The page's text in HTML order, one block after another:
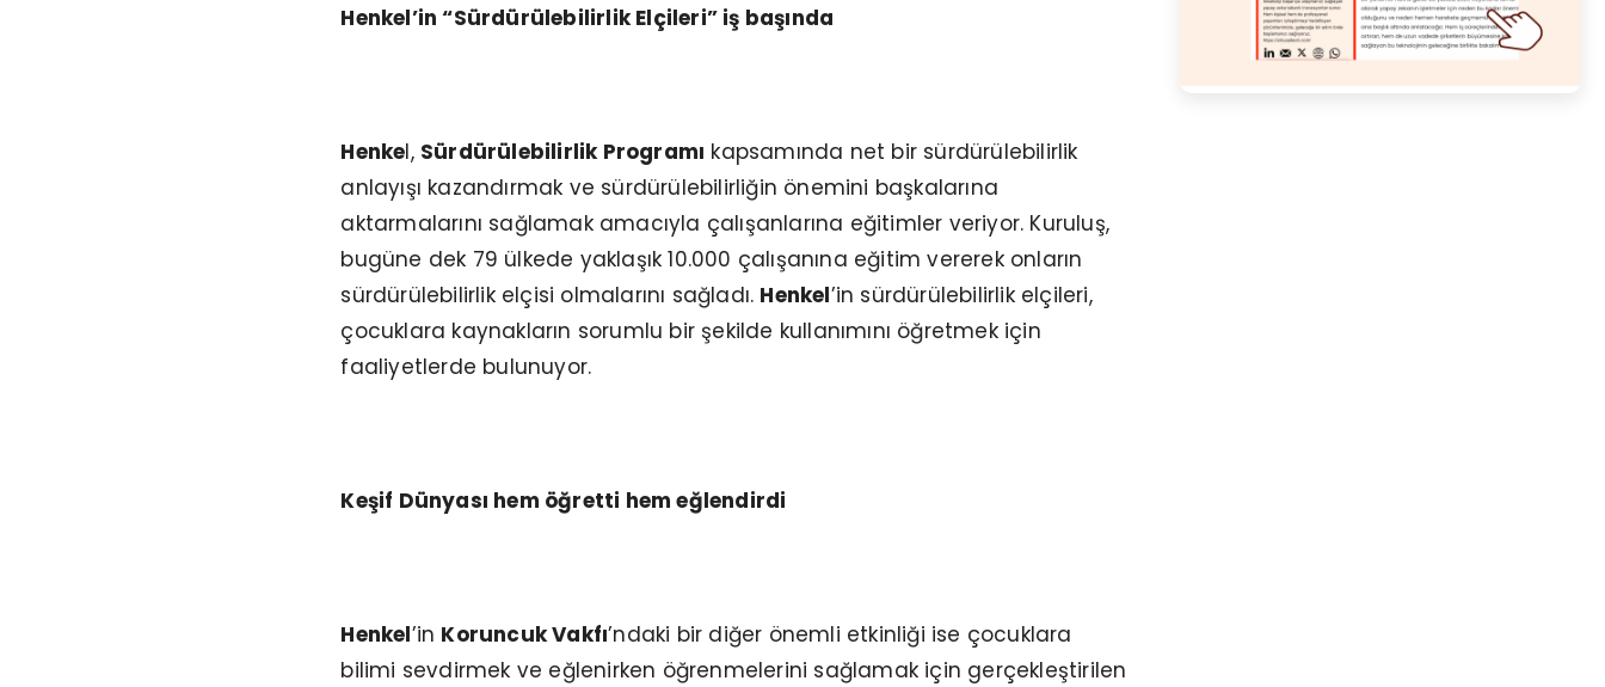
Henkel’in “Sürdürülebilirlik Elçileri” iş başında
Henkel, Sürdürülebilirlik Programı kapsamında net bir sürdürülebilirlik
anlayışı kazandırmak ve sürdürülebilirliğin önemini başkalarına
aktarmalarını sağlamak amacıyla çalışanlarına eğitimler veriyor. Kuruluş,
bugüne dek 79 ülkede yaklaşık 10.000 çalışanına eğitim vererek onların
sürdürülebilirlik elçisi olmalarını sağladı. Henkel’in sürdürülebilirlik elçileri,
çocuklara kaynakların sorumlu bir şekilde kullanımını öğretmek için
faaliyetlerde bulunuyor.
Keşif Dünyası hem öğretti hem eğlendirdi
Henkel’in Koruncuk Vakfı’ndaki bir diğer önemli etkinliği ise çocuklara
bilimi sevdirmek ve eğlenirken öğrenmelerini sağlamak için gerçekleştirilen